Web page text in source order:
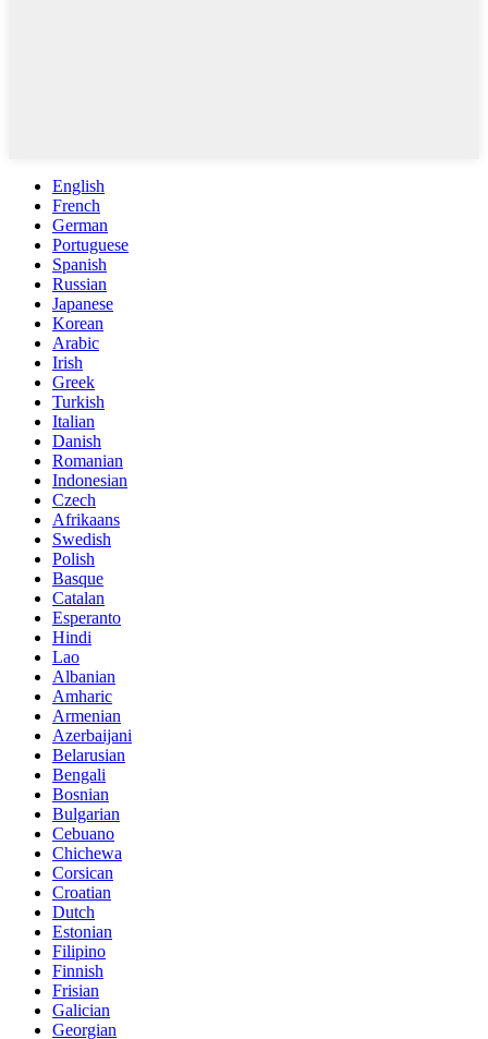
English
French
German
Portuguese
Spanish
Russian
Japanese
Korean
Arabic
Irish
Greek
Turkish
Italian
Danish
Romanian
Indonesian
Czech
Afrikaans
Swedish
Polish
Basque
Catalan
Esperanto
Hindi
Lao
Albanian
Amharic
Armenian
Azerbaijani
Belarusian
Bengali
Bosnian
Bulgarian
Cebuano
Chichewa
Corsican
Croatian
Dutch
Estonian
Filipino
Finnish
Frisian
Galician
Georgian